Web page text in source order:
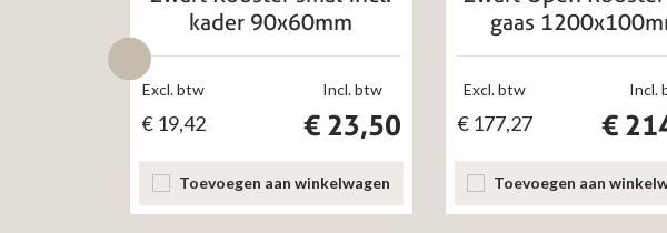
kader 90x60mm
Incl. btw
€23,50
Excl. btw
€ 19,42
Toevoegen aan winkelwagen
gaas
Incl.
€
Excl. btw
€177,27
Toevoegen aan